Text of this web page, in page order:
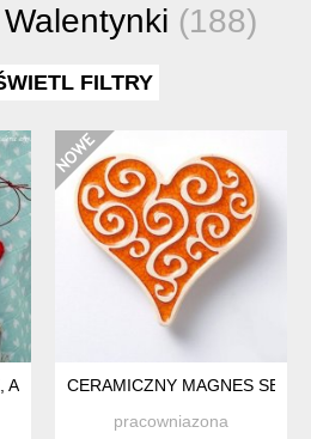
(188)
FILTRY
ANIOŁEK LALKA - DEKORACJA
CERAMICZNY MAGNES
pracowniazona